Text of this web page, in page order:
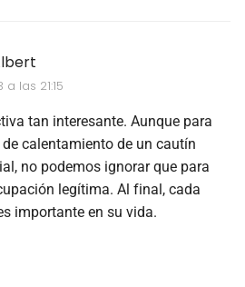
las 21:15
tan interesante. Aunque para
calentamiento de un cautín
no podemos ignorar que para
legítima. Al final, cada
importante en su vida.